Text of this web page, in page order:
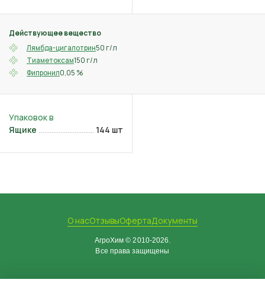
Действующее вещество
Лямбда-цигалотрин50 г/л
Тиаметоксам150 г/л
Фипронил0,05 %
Ящике 144 шт
О насОтзывыОфертаДокументы
АгроХим © 2010-2026.
Все права защищены